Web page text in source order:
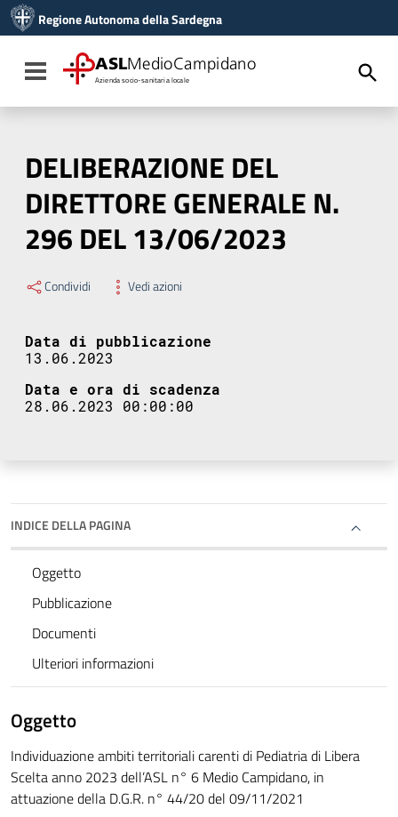
Vai al menu di navigazione
Vai al footer
Regione Autonoma della Sardegna
Toggle navigation
ASLMedioCampidano
Azienda socio-sanitaria locale
DELIBERAZIONE DEL
DIRETTORE GENERALE N.
296 DEL 13/06/2023
Condividi Vedi azioni
Data di pubblicazione
13.06.2023
Data e ora di scadenza
28.06.2023 00:00:00
INDICE DELLA PAGINA
Oggetto
Pubblicazione
Documenti
Ulteriori informazioni
Oggetto
Individuazione ambiti territoriali carenti di Pediatria di Libera
Scelta anno 2023 dell’ASL n° 6 Medio Campidano, in
attuazione della D.G.R. n° 44/20 del 09/11/2021